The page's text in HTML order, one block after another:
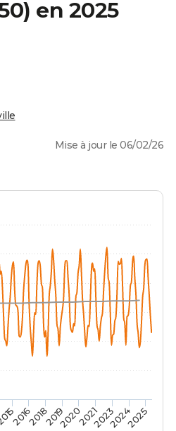
en 2025
Mise à jour le 06/02/26
20162018201920202021202320242025